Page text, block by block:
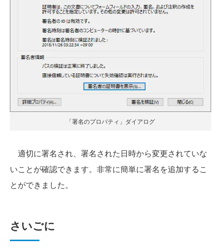
「署名のプロパティ」ダイアログ
適切に署名され、署名された日時から変更されていな
いことが確認できます。非常に簡単に署名を追加するこ
とができました。
さいごに